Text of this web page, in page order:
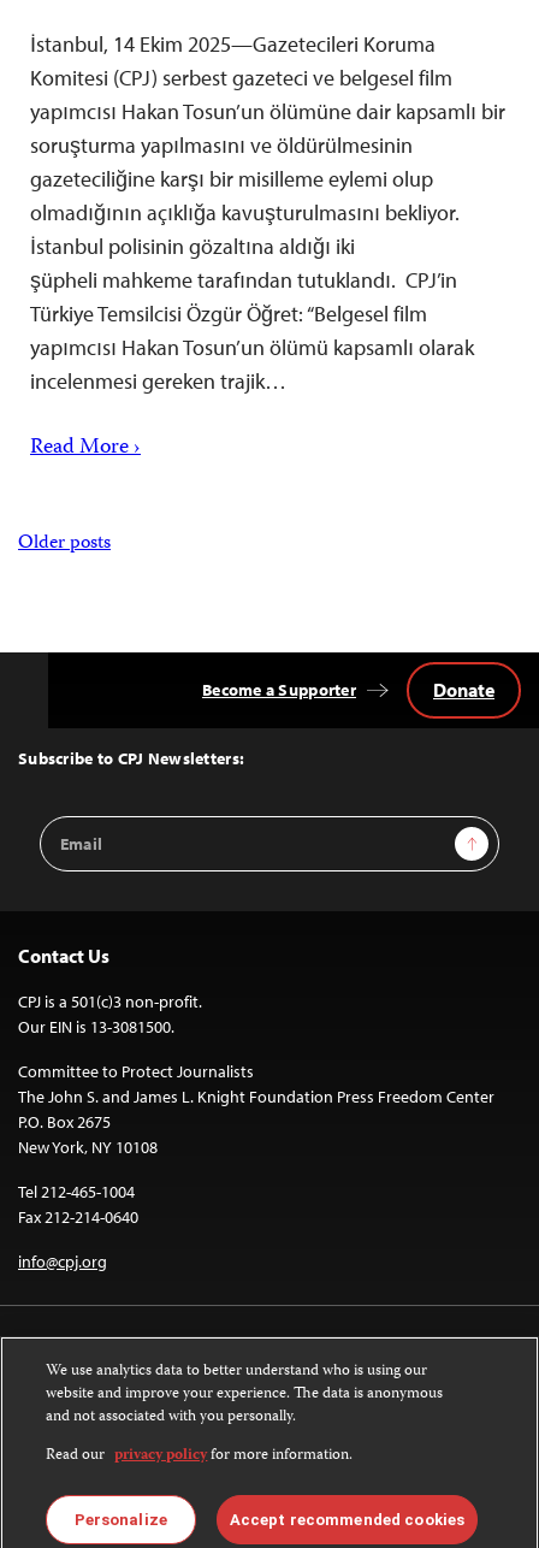
İstanbul, 14 Ekim 2025—Gazetecileri Koruma
Komitesi (CPJ) serbest gazeteci ve belgesel film
yapımcısı Hakan Tosun’un ölümüne dair kapsamlı bir
soruşturma yapılmasını ve öldürülmesinin
gazeteciliğine karşı bir misilleme eylemi olup
olmadığının açıklığa kavuşturulmasını bekliyor.
İstanbul polisinin gözaltına aldığı iki
şüpheli mahkeme tarafından tutuklandı. CPJ’in
Türkiye Temsilcisi Özgür Öğret: “Belgesel film
yapımcısı Hakan Tosun’un ölümü kapsamlı olarak
incelenmesi gereken trajik…
Read More ›
Posts
Older posts
Top
Subscribe to CPJ Newsletters:
Email
Address
Sign Up
Become a Supporter Donate
Contact Us
CPJ is a 501(c)3 non-profit.
Our EIN is 13-3081500.
Committee to Protect Journalists
The John S. and James L. Knight Foundation Press Freedom Center
P.O. Box 2675
New York, NY 10108
Tel 212-465-1004
Fax 212-214-0640
info@cpj.org
Except where noted, text on this website is licensed under a
License.
Images and other media are not covered by the Creative Commons license.
For more information about permissions, see ourFAQs.
We use analytics data to better understand who is using our
website and improve your experience. The data is anonymous
and not associated with you personally.
Read our privacy policyfor more information.
Personalize Accept recommended cookies